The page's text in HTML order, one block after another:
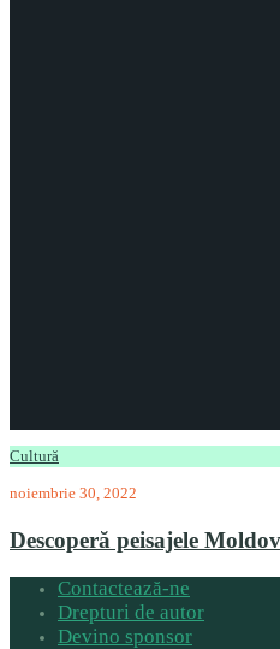
Cultură
noiembrie 30, 2022
Descoperă peisajele
Contactează-ne
Drepturi de autor
Devino sponsor